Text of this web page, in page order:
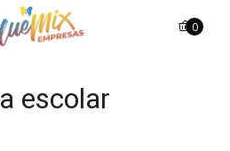
0
escolar